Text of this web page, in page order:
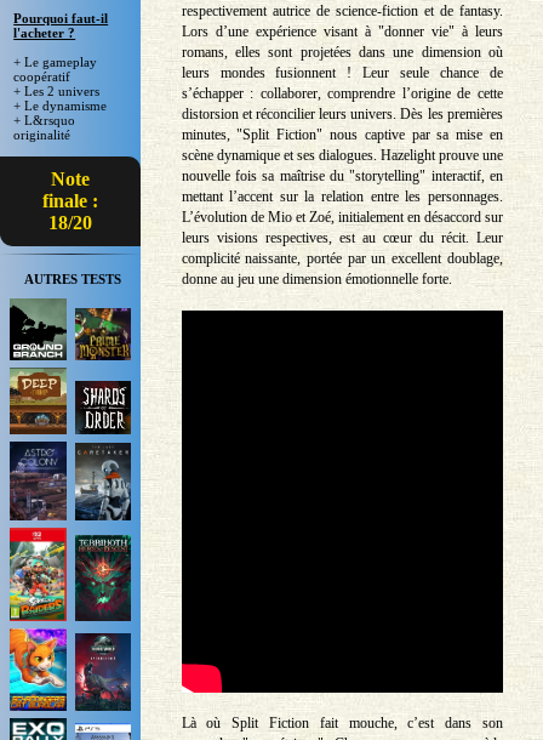
Pourquoi faut-il
l'acheter ?
+ Le gameplay
coopératif
+ Les 2 univers
+ Le dynamisme
+ L&rsquo
originalité
Note
finale :
18/20
AUTRES TESTS
respectivement autrice de science-fiction et de fantasy.
Lors d’une expérience visant à "donner vie" à leurs
romans, elles sont projetées dans une dimension où
leurs mondes fusionnent ! Leur seule chance de
s’échapper : collaborer, comprendre l’origine de cette
distorsion et réconcilier leurs univers. Dès les premières
minutes, "Split Fiction" nous captive par sa mise en
scène dynamique et ses dialogues. Hazelight prouve une
nouvelle fois sa maîtrise du "storytelling" interactif, en
mettant l’accent sur la relation entre les personnages.
L’évolution de Mio et Zoé, initialement en désaccord sur
leurs visions respectives, est au cœur du récit. Leur
complicité naissante, portée par un excellent doublage,
donne au jeu une dimension émotionnelle forte.
Là où Split Fiction fait mouche, c’est dans son